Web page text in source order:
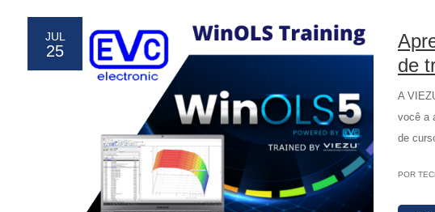
JUL
25
de
A
você a
de
POR